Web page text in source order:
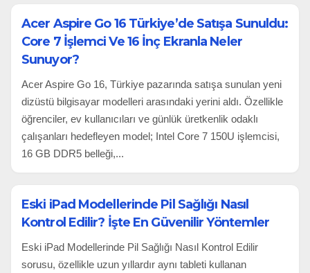
Acer Aspire Go 16 Türkiye’de Satışa Sunuldu:
Core 7 İşlemci Ve 16 İnç Ekranla Neler
Sunuyor?
Acer Aspire Go 16, Türkiye pazarında satışa sunulan yeni
dizüstü bilgisayar modelleri arasındaki yerini aldı. Özellikle
öğrenciler, ev kullanıcıları ve günlük üretkenlik odaklı
çalışanları hedefleyen model; Intel Core 7 150U işlemcisi,
16 GB DDR5 belleği,...
Eski iPad Modellerinde Pil Sağlığı Nasıl
Kontrol Edilir? İşte En Güvenilir Yöntemler
Eski iPad Modellerinde Pil Sağlığı Nasıl Kontrol Edilir
sorusu, özellikle uzun yıllardır aynı tableti kullanan